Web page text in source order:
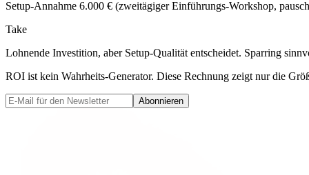
Setup-Annahme 6.000 € (zweitägiger Einführungs-Workshop,
Take
Lohnende Investition, aber Setup-Qualität entscheidet. Sparring
ROI ist kein Wahrheits-Generator. Diese Rechnung zeigt nur die
Abonnieren